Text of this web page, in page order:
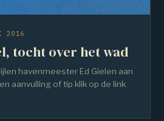
2016
tocht over het wad
havenmeester Ed Gielen aan
aanvulling of tip klik op de link